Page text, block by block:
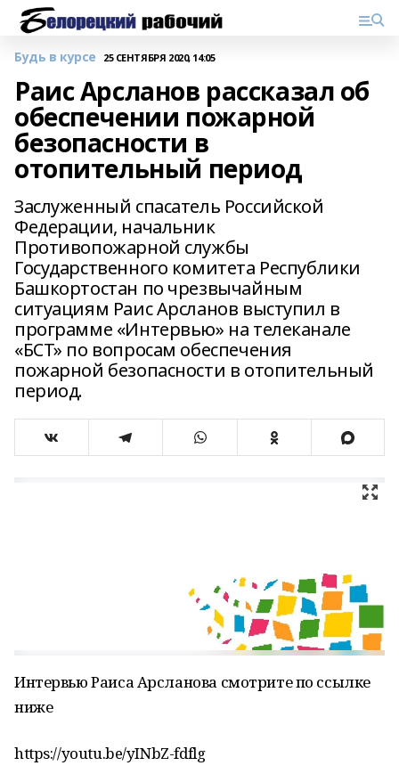
Будь в курсе 25 СЕНТЯБРЯ 2020, 14:05
Раис Арсланов рассказал об
обеспечении пожарной
безопасности в
отопительный период
Заслуженный спасатель Российской
Федерации, начальник
Противопожарной службы
Государственного комитета Республики
Башкортостан по чрезвычайным
ситуациям Раис Арсланов выступил в
программе «Интервью» на телеканале
«БСТ» по вопросам обеспечения
пожарной безопасности в отопительный
период.
Интервью Раиса Арсланова смотрите по ссылке
ниже
https://youtu.be/yINbZ-fdflg